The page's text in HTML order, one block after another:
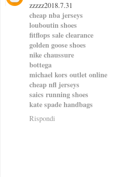
zzzzz2018.7.31
cheap nba jerseys
louboutin shoes
fitflops sale clearance
golden goose shoes
nike chaussure
bottega
michael kors outlet online
cheap nfl jerseys
saics running shoes
kate spade handbags
Rispondi